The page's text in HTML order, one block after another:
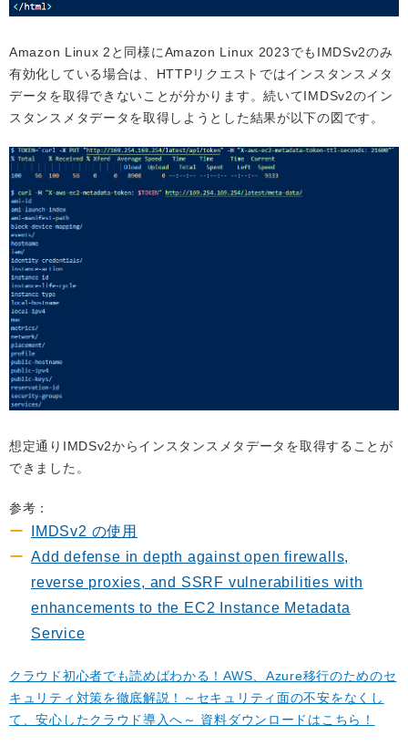
Amazon Linux 2と同様にAmazon Linux 2023でもIMDSv2のみ
有効化している場合は、HTTPリクエストではインスタンスメタ
データを取得できないことが分かります。続いてIMDSv2のイン
スタンスメタデータを取得しようとした結果が以下の図です。
想定通りIMDSv2からインスタンスメタデータを取得することが
できました。
参考：
IMDSv2 の使用
Add defense in depth against open firewalls,
reverse proxies, and SSRF vulnerabilities with
enhancements to the EC2 Instance Metadata
Service
クラウド初心者でも読めばわかる！AWS、Azure移行のためのセ
キュリティ対策を徹底解説！～セキュリティ面の不安をなくし
て、安心したクラウド導入へ～ 資料ダウンロードはこちら！